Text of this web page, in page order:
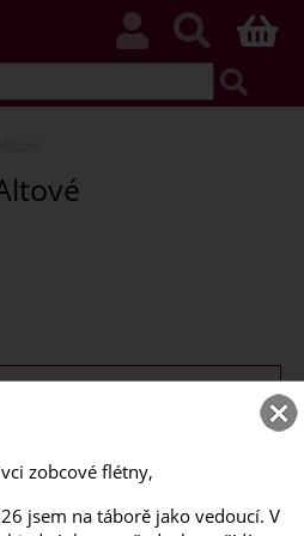
zobcové flétny,
jsem na táborě jako vedoucí. V